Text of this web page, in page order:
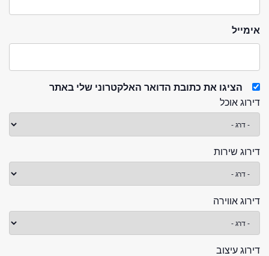
אימייל
הציגו את כתובת הדואר האלקטרוני שלי באתר
דירוג אוכל
דירוג שירות
דירוג אווירה
דירוג עיצוב